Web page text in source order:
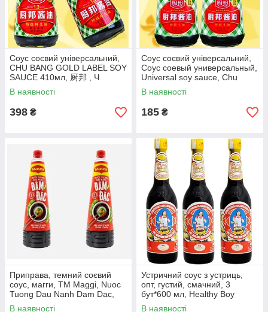
Соус соєвий універсальний,
CHU BANG GOLD LABEL SOY
SAUCE 410мл, 厨邦 , Ч
В наявності
398 ₴
Соус соєвий універсальний,
Соус соевый универсальный,
Universal soy sauce, Chu
Bang, Китай,
150мл*2упаковки, Ч
В наявності
185 ₴
Приправа, темний соєвий
соус, магги, TM Maggi, Nuoc
Tuong Dau Nanh Dam Dac,
В'єтнам, 700 мл , Ч
В наявності
Устричний соус з устриць,
опт, густий, смачний, 3
бут*600 мл, Healthy Boy
Brand Tm Maekrua, ZUS, Ч
В наявності